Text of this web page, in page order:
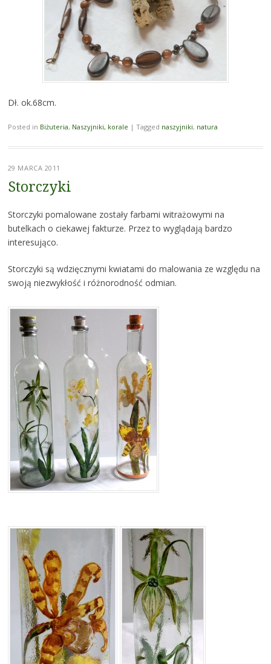
Dł. ok.68cm.
Posted in Biżuteria, Naszyjniki, korale | Tagged naszyjniki, natura
29 MARCA 2011
Storczyki
Storczyki pomalowane zostały farbami witrażowymi na
butelkach o ciekawej fakturze. Przez to wyglądają bardzo
interesująco.
Storczyki są wdzięcznymi kwiatami do malowania ze względu na
swoją niezwykłość i różnorodność odmian.